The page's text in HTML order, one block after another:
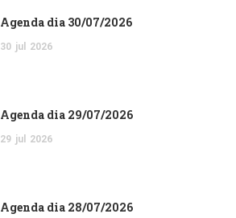
Agenda dia 30/07/2026
30 jul 2026
Agenda dia 29/07/2026
29 jul 2026
Agenda dia 28/07/2026